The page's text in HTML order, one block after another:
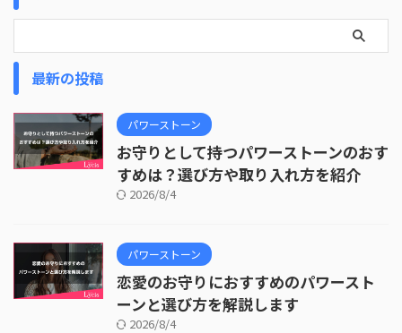
最新の投稿
パワーストーン
お守りとして持つパワーストーンのおす
すめは？選び方や取り入れ方を紹介
2026/8/4
パワーストーン
恋愛のお守りにおすすめのパワースト
ーンと選び方を解説します
2026/8/4